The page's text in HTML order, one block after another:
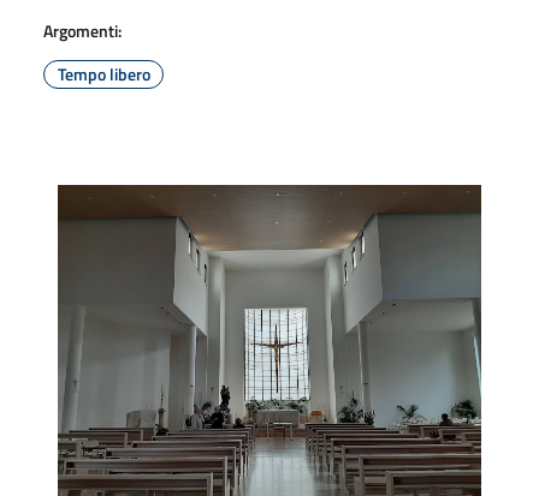
Argomenti:
Tempo libero